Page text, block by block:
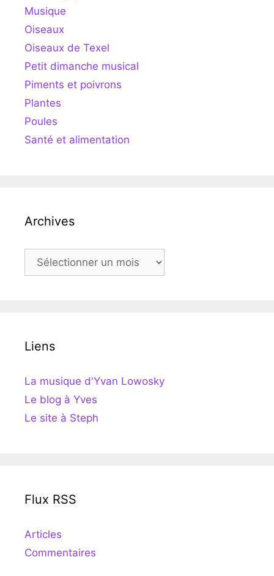
Musique
Oiseaux
Oiseaux de Texel
Petit dimanche musical
Piments et poivrons
Plantes
Poules
Santé et alimentation
Archives
Archives
Liens
La musique d'Yvan Lowosky
Le blog à Yves
Le site à Steph
Flux RSS
Articles
Commentaires